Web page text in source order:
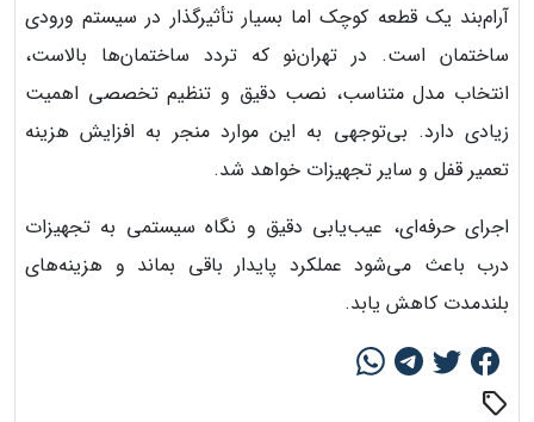
آرام‌بند یک قطعه کوچک اما بسیار تأثیرگذار در سیستم ورودی
ساختمان است. در تهران‌نو که تردد ساختمان‌ها بالاست،
انتخاب مدل متناسب، نصب دقیق و تنظیم تخصصی اهمیت
زیادی دارد. بی‌توجهی به این موارد منجر به افزایش هزینه
تعمیر قفل و سایر تجهیزات خواهد شد.
اجرای حرفه‌ای، عیب‌یابی دقیق و نگاه سیستمی به تجهیزات
درب باعث می‌شود عملکرد پایدار باقی بماند و هزینه‌های
بلندمدت کاهش یابد.
sell